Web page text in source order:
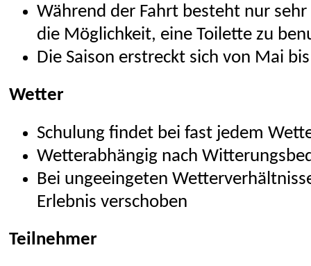
Während der Fahrt besteht nur
die Möglichkeit, eine Toilette zu
Die Saison erstreckt sich von Mai
Wetter
Schulung findet bei fast jedem
Wetterabhängig nach
Bei ungeeingeten
Erlebnis verschoben
Teilnehmer